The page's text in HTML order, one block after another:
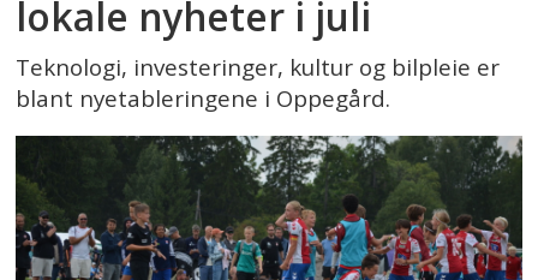
lokale nyheter i juli
Teknologi, investeringer, kultur og bilpleie er
blant nyetableringene i Oppegård.